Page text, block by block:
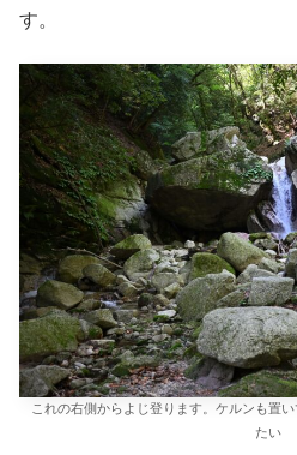
す。
これの右側からよじ登ります。ケルンも置
たい